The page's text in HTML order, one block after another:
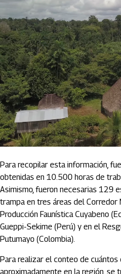
Para recopilar esta información,
obtenidas en 10.500 horas de
Asimismo, fueron necesarias 129
trampa en tres áreas del Corredor
Producción Faunística Cuyabeno
Gueppi-Sekime (Perú) y en el
Putumayo (Colombia).
Para realizar el conteo de cuántos
aproximadamente en la región, se